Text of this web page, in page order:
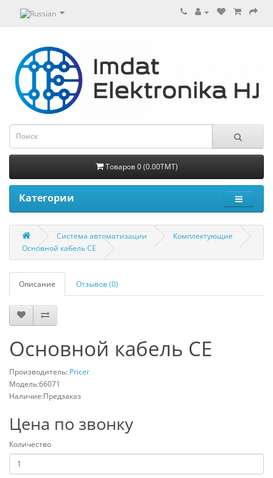
Товаров 0 (0.00TMT)
Категории
Система автоматизации
Комплектующие
Основной кабель CE
Описание Отзывов (0)
Основной кабель CE
Производитель: Pricer
Модель:66071
Наличие:Предзаказ
Цена по звонку
Количество